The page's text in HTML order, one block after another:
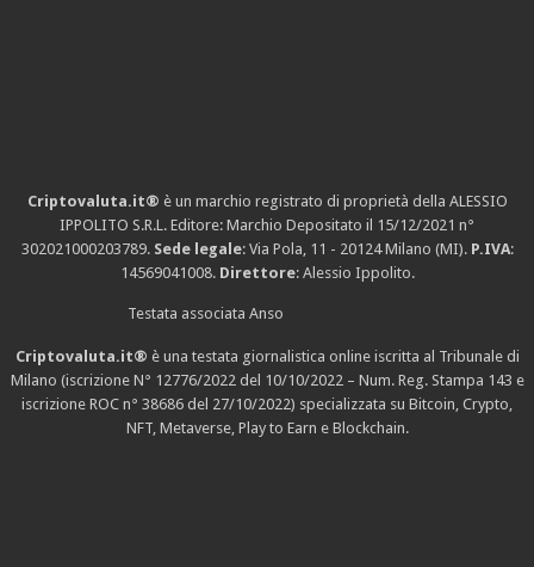
Criptovaluta.it® è un marchio registrato di proprietà della ALESSIO
IPPOLITO S.R.L. Editore: Marchio Depositato il 15/12/2021 n°
302021000203789. Sede legale: Via Pola, 11 - 20124 Milano (MI). P.IVA:
14569041008. Direttore: Alessio Ippolito.
Testata associata Anso
Criptovaluta.it® è una testata giornalistica online iscritta al Tribunale di
Milano (iscrizione N° 12776/2022 del 10/10/2022 – Num. Reg. Stampa 143 e
iscrizione ROC n° 38686 del 27/10/2022) specializzata su Bitcoin, Crypto,
NFT, Metaverse, Play to Earn e Blockchain.